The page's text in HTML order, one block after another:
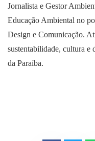
Jornalista e Gestor
Educação Ambiental no
Design e Comunicação.
sustentabilidade, cultura e
da Paraíba.